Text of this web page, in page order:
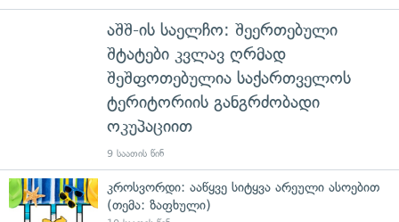
აშშ-ის საელჩო: შეერთებული
შტატები კვლავ ღრმად
შეშფოთებულია საქართველოს
ტერიტორიის განგრძობადი
ოკუპაციით
9 საათის წინ
კროსვორდი: ააწყვე სიტყვა არეული ასოებით
(თემა: ზაფხული)